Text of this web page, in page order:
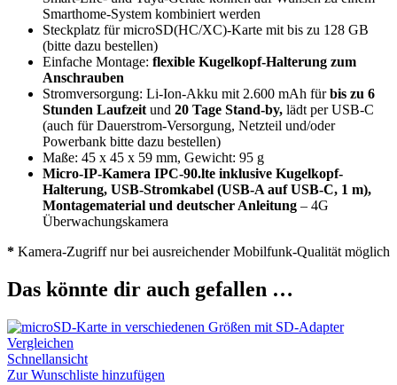
Smarthome-System kombiniert werden
Steckplatz für microSD(HC/XC)-Karte mit bis zu 128 GB
(bitte dazu bestellen)
Einfache Montage: flexible Kugelkopf-Halterung zum
Anschrauben
Stromversorgung: Li-Ion-Akku mit 2.600 mAh fürbis zu 6
Stunden Laufzeit und 20 Tage Stand-by, lädt per USB-C
(auch für Dauerstrom-Versorgung, Netzteil und/oder
Powerbank bitte dazu bestellen)
Maße: 45 x 45 x 59 mm, Gewicht: 95 g
Micro-IP-Kamera IPC-90.lte inklusive Kugelkopf-
Halterung, USB-Stromkabel (USB-A auf USB-C, 1 m),
Montagematerial und deutscher Anleitung – 4G
Überwachungskamera
* Kamera-Zugriff nur bei ausreichender Mobilfunk-Qualität möglich
Das könnte dir auch gefallen …
Vergleichen
Schnellansicht
Zur Wunschliste hinzufügen